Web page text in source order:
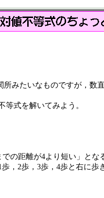
みたいなものですが，数
式を解いてみよう。
での距離が4より短い」と
，2歩，3歩，4歩と右に